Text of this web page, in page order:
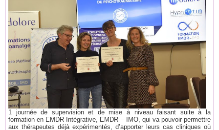
1 journée de supervision et de mise à niveau faisant suite à la
formation en EMDR Intégrative, EMDR – IMO, qui va pouvoir permettre
aux thérapeutes déjà expérimentés, d’apporter leurs cas cliniques où